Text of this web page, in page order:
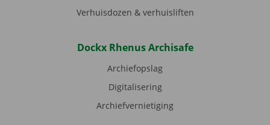
Verhuisdozen & verhuisliften
Dockx Rhenus Archisafe
Archiefopslag
Digitalisering
Archiefvernietiging